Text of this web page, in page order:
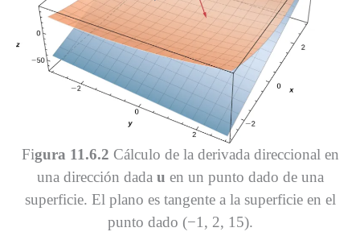
Figura 11.6.2 Cálculo de la derivada direccional en
una dirección dada u en un punto dado de una
superficie. El plano es tangente a la superficie en el
punto dado (−1, 2, 15).